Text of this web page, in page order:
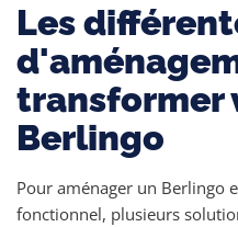
Les
transformer
Berlingo
Pour aménager un Berlingo
fonctionnel, plusieurs